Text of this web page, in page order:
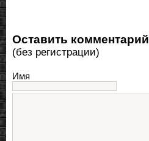
Оставить комментарий
(без регистрации)
Имя